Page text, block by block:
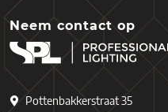
Neem contact op
Pottenbakkerstraat 35